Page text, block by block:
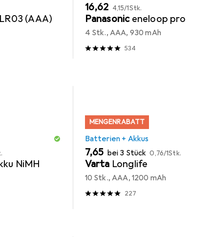
(AAA)
EUR
16,62 EUR
4,15/1Stk.
Panasonic eneloop pro
4 Stk., AAA, 930 mAh
534
NiMH
MENGENRABATT
Batterien + Akkus
EUR
7,65 bei 3 Stück EUR
0,76/1Stk.
Varta Longlife
10 Stk., AAA, 1200 mAh
227